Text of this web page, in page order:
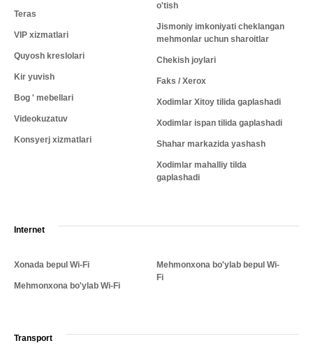
Teras
VIP xizmatlari
Quyosh kreslolari
Kir yuvish
Bog ' mebellari
Videokuzatuv
Konsyerj xizmatlari
o'tish
Jismoniy imkoniyati cheklangan
mehmonlar uchun sharoitlar
Chekish joylari
Faks / Xerox
Xodimlar Xitoy tilida gaplashadi
Xodimlar ispan tilida gaplashadi
Shahar markazida yashash
Xodimlar mahalliy tilda
gaplashadi
Internet
Xonada bepul Wi-Fi
Mehmonxona bo'ylab Wi-Fi
Mehmonxona bo'ylab bepul Wi-
Fi
Transport